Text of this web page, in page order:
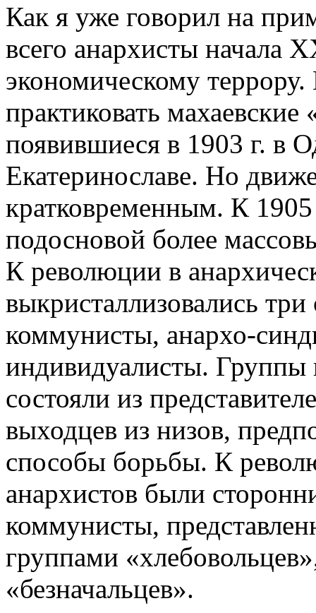
Как я уже говорил на
всего анархисты начала
экономическому
практиковать махаевские
появившиеся в 1903 г. в
Екатеринославе. Но
кратковременным. К 1905
подосновой более
К революции в
выкристаллизовались
коммунисты, анархо-
индивидуалисты. Группы
состояли из
выходцев из низов,
способы борьбы. К
анархистов были
коммунисты,
группами
«безначальцев».